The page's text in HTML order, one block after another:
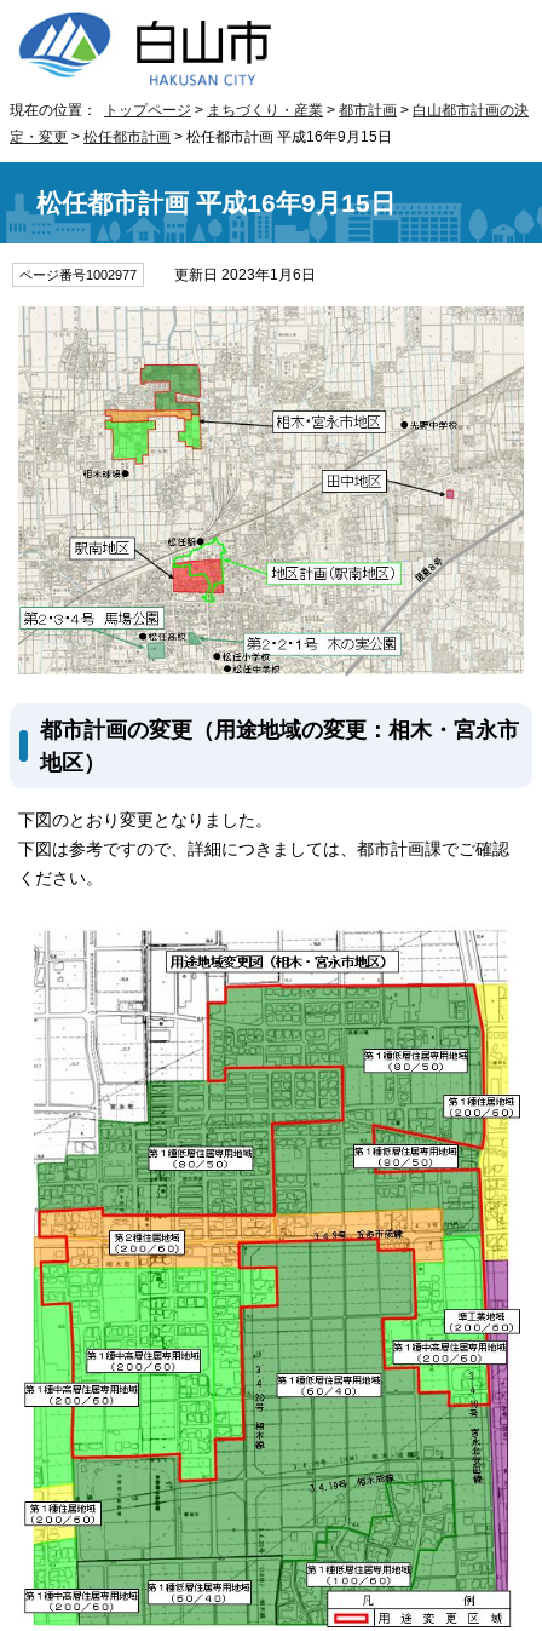
現在の位置： トップページ > まちづくり・産業 > 都市計画 > 白山都市計画の決
定・変更 > 松任都市計画 > 松任都市計画 平成16年9月15日
松任都市計画 平成16年9月15日
ページ番号1002977 更新日 2023年1月6日
都市計画の変更（用途地域の変更：相木・宮永市
地区）
下図のとおり変更となりました。
下図は参考ですので、詳細につきましては、都市計画課でご確認
ください。